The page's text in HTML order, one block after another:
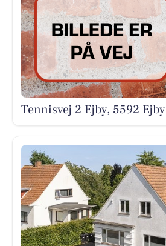
Tennisvej 2 Ejby, 5592 Ejby